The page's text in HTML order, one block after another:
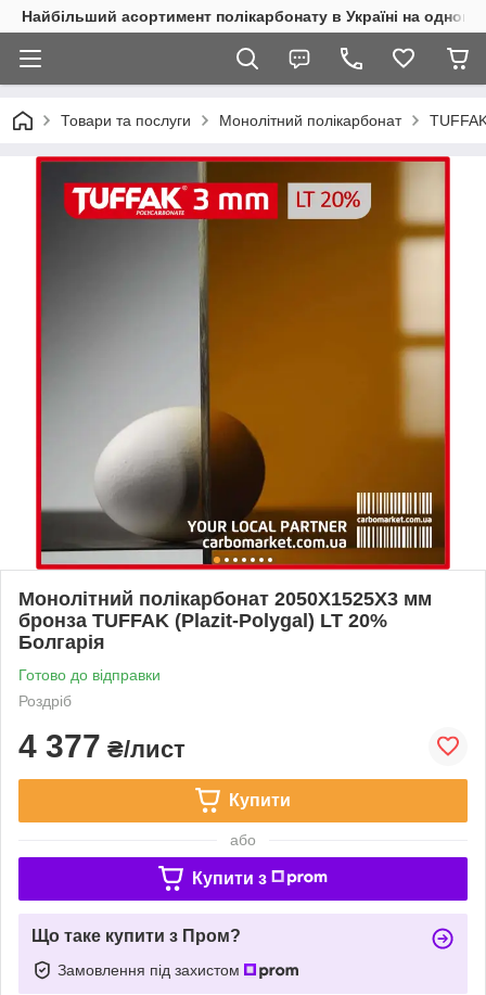
Найбільший асортимент полікарбонату в Україні на одному
Товари та послуги Монолітний полікарбонат
Монолітний полікарбонат 2050X1525Х3 мм
бронза TUFFAK (Plazit-Polygal) LT 20%
Болгарія
Готово до відправки
Роздріб
4 377 ₴/лист
Купити
або
Купити з
Що таке купити з Пром?
Замовлення під захистом